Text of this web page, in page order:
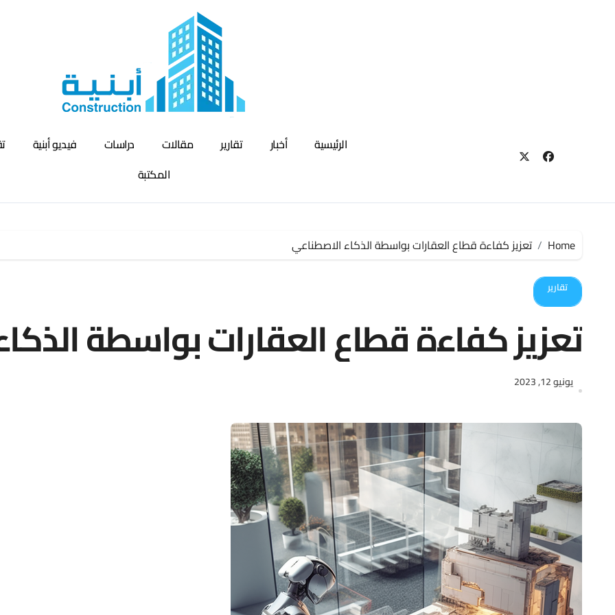
الرئيسية أخبار تقارير مقالات دراسات فيديو أبنية
المكتبة
Home تعزيز كفاءة قطاع العقارات بواسطة الذكاء الاصطناعي
تقارير
تعزيز كفاءة قطاع العقارات بواسطة
يونيو 12, 2023